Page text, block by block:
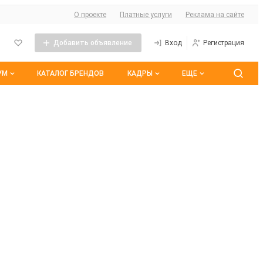
О сайте
О проекте Платные услуги Реклама на сайте
Добавить объявление Вход Регистрация
КАТАЛОГ БРЕНДОВ КАДРЫ ЕЩЕ